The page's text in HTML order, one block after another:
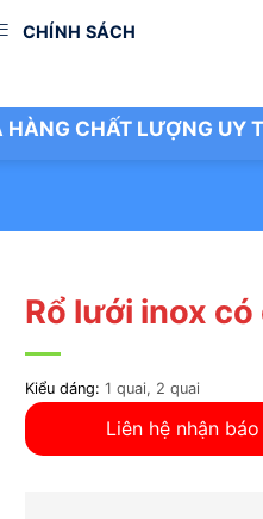
CHÍNH SÁCH
CHẤT LƯỢNG UY
Rổ lưới inox có
Kiểu dáng:1 quai, 2 quai
Liên hệ nhận